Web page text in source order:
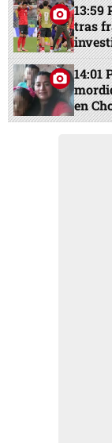
13:59
tras
14:01
en